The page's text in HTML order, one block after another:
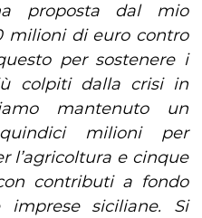
proposta dal mio
milioni di euro contro
per sostenere i
colpiti dalla crisi in
mantenuto un
milioni per
l’agricoltura e cinque
contributi a fondo
siciliane. Si